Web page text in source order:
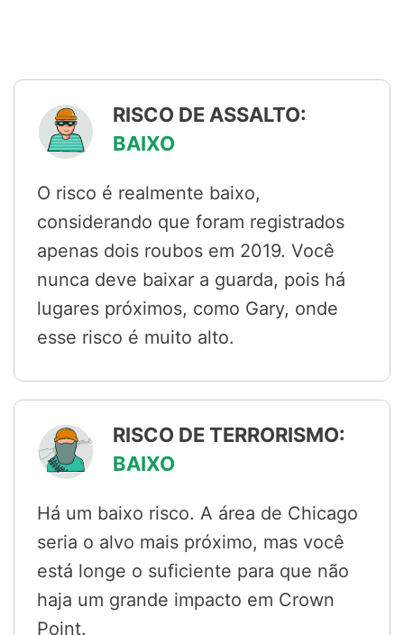
RISCO DE ASSALTO:
BAIXO
O risco é realmente baixo,
considerando que foram registrados
apenas dois roubos em 2019. Você
nunca deve baixar a guarda, pois há
lugares próximos, como Gary, onde
esse risco é muito alto.
RISCO DE TERRORISMO:
BAIXO
Há um baixo risco. A área de Chicago
seria o alvo mais próximo, mas você
está longe o suficiente para que não
haja um grande impacto em Crown
Point.